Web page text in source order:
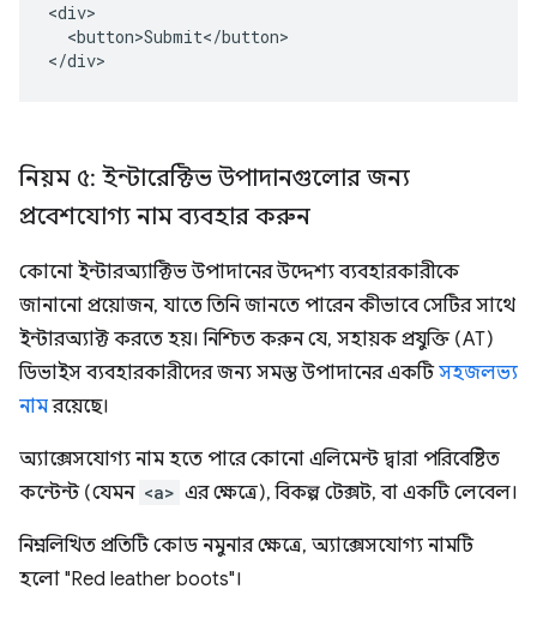
<div>
  <button>Submit</button>
</div>
নিয়ম ৫: ইন্টারেক্টিভ উপাদানগুলোর জন্য
প্রবেশযোগ্য নাম ব্যবহার করুন
কোনো ইন্টারঅ্যাক্টিভ উপাদানের উদ্দেশ্য ব্যবহারকারীকে
জানানো প্রয়োজন, যাতে তিনি জানতে পারেন কীভাবে সেটির সাথে
ইন্টারঅ্যাক্ট করতে হয়। নিশ্চিত করুন যে, সহায়ক প্রযুক্তি (AT)
ডিভাইস ব্যবহারকারীদের জন্য সমস্ত উপাদানের একটিসহজলভ্য
নামরয়েছে।
অ্যাক্সেসযোগ্য নাম হতে পারে কোনো এলিমেন্ট দ্বারা পরিবেষ্টিত
কন্টেন্ট (যেমন <a> এর ক্ষেত্রে), বিকল্প টেক্সট, বা একটি লেবেল।
নিম্নলিখিত প্রতিটি কোড নমুনার ক্ষেত্রে, অ্যাক্সেসযোগ্য নামটি
হলো "Red leather boots"।